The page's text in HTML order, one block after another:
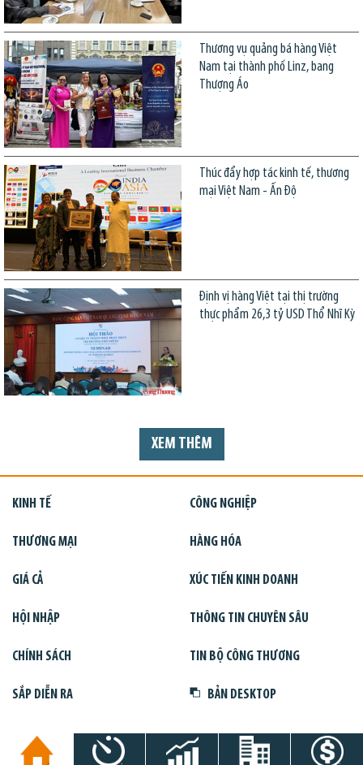
Thương vụ quảng bá hàng Việt
Nam tại thành phố Linz, bang
Thượng Áo
Thúc đẩy hợp tác kinh tế, thương
mại Việt Nam - Ấn Độ
Định vị hàng Việt tại thị trường
thực phẩm 26,3 tỷ USD Thổ Nhĩ Kỳ
XEM THÊM
KINH TẾ CÔNG NGHIỆP
THƯƠNG MẠI HÀNG HÓA
GIÁ CẢ XÚC TIẾN KINH DOANH
HỘI NHẬP THÔNG TIN CHUYÊN SÂU
CHÍNH SÁCH TIN BỘ CÔNG THƯƠNG
SẮP DIỄN RA BẢN DESKTOP